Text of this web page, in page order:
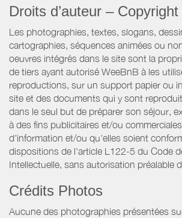
Droits d’auteur –
Les photographies, textes, slogans,
cartographies, séquences animées ou
oeuvres intégrés dans le site sont la
de tiers ayant autorisé WeeBnB à les
reproductions, sur un support papier ou
site et des documents qui y sont
dans le seul but de préparer son séjour,
à des fins publicitaires et/ou
d'information et/ou qu'elles soient
dispositions de l'article L122-5 du Code
Intellectuelle, sans autorisation préalable
Crédits Photos
Aucune des photographies présentées